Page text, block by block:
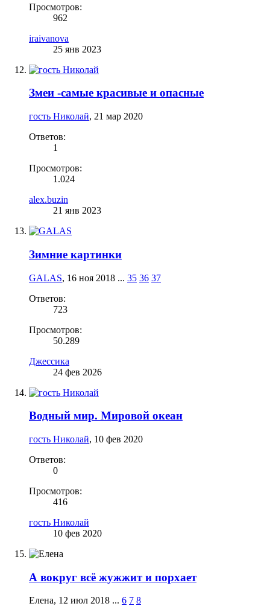
Просмотров:
962
iraivanova
25 янв 2023
Змеи -самые красивые и опасные
гость Николай, 21 мар 2020
Ответов:
1
Просмотров:
1.024
alex.buzin
21 янв 2023
Зимние картинки
GALAS, 16 ноя 2018 ... 35 36 37
Ответов:
723
Просмотров:
50.289
Джессика
24 фев 2026
Водный мир. Мировой океан
гость Николай, 10 фев 2020
Ответов:
0
Просмотров:
416
гость Николай
10 фев 2020
А вокруг всё жужжит и порхает
Елена, 12 июл 2018 ... 6 7 8